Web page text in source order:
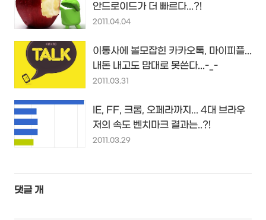
안드로이드가 더 빠르다...?!
2011.04.04
이통사에 볼모잡힌 카카오톡, 마이피플...
내돈 내고도 맘대로 못쓴다...-_-
2011.03.31
IE, FF, 크롬, 오페라까지... 4대 브라우
저의 속도 벤치마크 결과는..?!
2011.03.29
댓글 개